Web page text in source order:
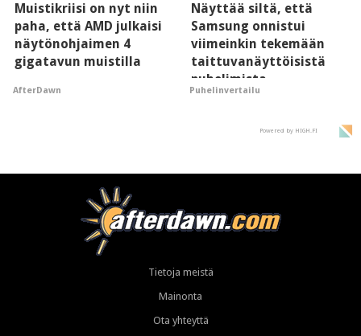
Muistikriisi on nyt niin
paha, että AMD julkaisi
näytönohjaimen 4
gigatavun muistilla
AfterDawn
Näyttää siltä, että
Samsung onnistui
viimeinkin tekemään
taittuvanäyttöisistä
puhelimista
supersuosittuja
Puhelinvertailu
Powered by HIGH.FI
Tietoja meistä
Mainonta
Ota yhteyttä